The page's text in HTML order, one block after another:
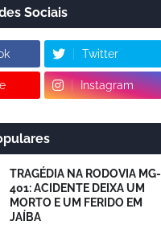
Sociais
Twitter
Instagram
TRAGÉDIA NA RODOVIA MG-
401: ACIDENTE DEIXA UM
MORTO E UM FERIDO EM
JAÍBA